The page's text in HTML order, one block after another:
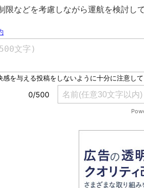
などを考慮しながら運航を検討して